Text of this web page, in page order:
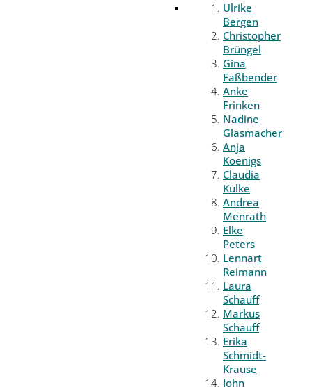
Ulrike
Bergen
Christopher
Brüngel
Gina
Faßbender
Anke
Frinken
Nadine
Glasmacher
Anja
Koenigs
Claudia
Kulke
Andrea
Menrath
Elke
Peters
Lennart
Reimann
Laura
Schauff
Markus
Schauff
Erika
Schmidt-
Krause
John